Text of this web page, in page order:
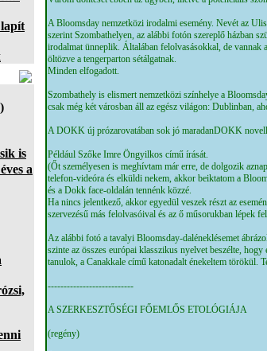
is
a
A Bloomsday nemzetközi irodalmi esemény. Nevét az
szerint Szombathelyen, az alábbi fotón szereplő házban
irodalmat ünneplik. Általában felolvasásokkal, de vannak
öltözve a tengerparton sétálgatnak.
Minden elfogadott.
Szombathely is elismert nemzetközi színhelye a
csak még két városban áll az egész világon: Dublinban,
A DOKK új prózarovatában sok jó maradanDOKK
Például Szőke Imre Öngyilkos című írását.
(Őt személyesen is meghívtam már erre, de dolgozik
telefon-videóra és elküldi nekem, akkor beiktatom a
és a Dokk face-oldalán tennénk közzé.
Ha nincs jelentkező, akkor egyedül veszek részt az
szervezésű más felolvasóival és az ő műsorukban lépek
Az alábbi fotó a tavalyi Bloomsday-daléneklésemet
szinte az összes európai klasszikus nyelvet beszélte,
tanulok, a Canakkale című katonadalt énekeltem törökül.
---------------------------
A SZERKESZTŐSÉGI FŐEMLŐS ETOLÓGIÁJA
(regény)